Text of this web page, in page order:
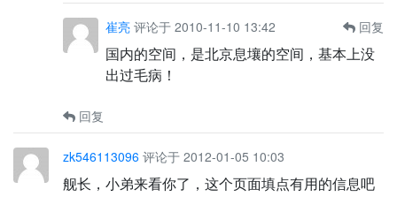
崔亮 评论于 2010-11-10 13:42 回复
国内的空间，是北京息壤的空间，基本上没
出过毛病！
回复
zk546113096 评论于 2012-01-05 10:03
舰长，小弟来看你了，这个页面填点有用的信息吧